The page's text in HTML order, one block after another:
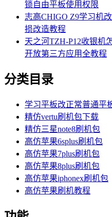
锁自由平板使用权限
志高CHIGO Z9学习机
损改造教程
天之河TZH-P12收银机
开放第三方应用全教程
分类目录
学习平板改正常普通平
精仿vertu刷机包下载
精仿三星note8刷机包
高仿苹果6splus刷机包
高仿苹果7plus刷机包
高仿苹果8plus刷机包
高仿苹果iphonex刷机包
高仿苹果刷机教程